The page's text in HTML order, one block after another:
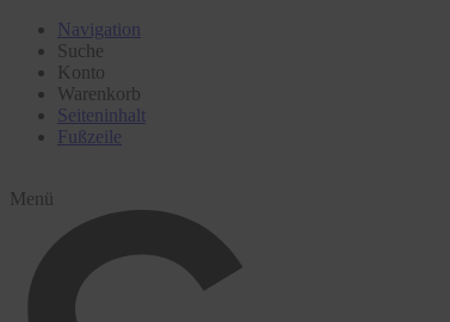
Navigation
Suche
Konto
Warenkorb
Seiteninhalt
Fußzeile
Menü